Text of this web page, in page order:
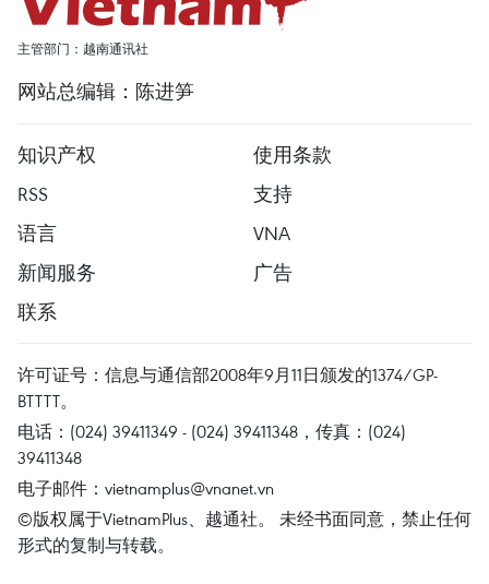
主管部门：越南通讯社
网站总编辑：陈进笋
知识产权
使用条款
RSS
支持
语言
VNA
新闻服务
广告
联系
许可证号：信息与通信部2008年9月11日颁发的1374/GP-
BTTTT。
电话：(024) 39411349 - (024) 39411348，传真：(024)
39411348
电子邮件： vietnamplus@vnanet.vn
©版权属于VietnamPlus、越通社。 未经书面同意，禁止任何
形式的复制与转载。